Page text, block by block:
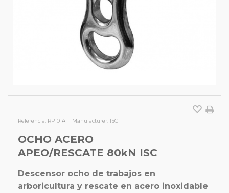
Referencia: RP101A Manufacturer: ISC
OCHO ACERO
APEO/RESCATE 80kN ISC
Descensor ocho de trabajos en
arboricultura y rescate en acero inoxidable